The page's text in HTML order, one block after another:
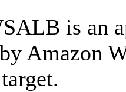
is an
Amazon